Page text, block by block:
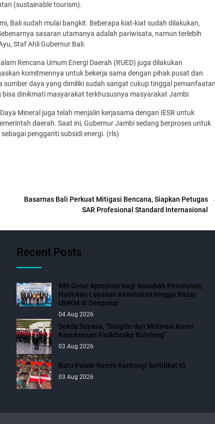
(sustainable tourism).
Bali sudah mulai bangkit. Beberapa kiat-kiat sudah dilakukan,
sasaran utamanya adalah pariwisata, namun terlebih
Staf Ahli Gubernur Bali.
Rencana Umum Energi Daerah (RUED) juga dilakukan
komitmennya untuk bekerja sama dengan pihak pusat dan
daya yang dimiliki sudah sangat cukup tinggal pemanfaatan
dinikmati masyarakat terkhususnya masyarakat Jambi
Mineral juga telah menjalin kerjasama dengan IESR untuk
daerah. Saat ini, Gubernur Jambi sedang berproses untuk
pengganti subsidi energi. (rls)
Basarnas Bali Perkuat Mitigasi Bencana, Siapkan Petugas
SAR Profesional Standard Internasional
Recent Posts
BRI Gelar Apresiasi bagi Nasabah Pensiunan,
Hadirkan Layanan Kesehatan hingga Bazar
UMKM di Denpasar
04 Aug 2026
Sekda Suyasa, “Disiplin dan Motivasi Kunci
Kesuksesan Paskibraka Buleleng”
03 Aug 2026
Batu Pulaki Resmi Kantongi Sertifikat IG
03 Aug 2026